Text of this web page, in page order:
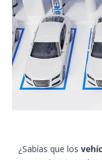
¿Sabías que los